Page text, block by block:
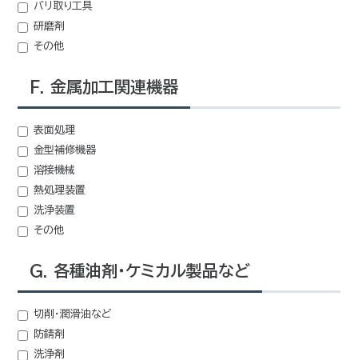
バリ取り工具
研磨剤
その他
F. 金属加工関連機器
表面処理
金型補修機器
溶接機械
熱処理装置
洗浄装置
その他
G. 各種油剤・ケミカル製品など
切削・潤滑油など
防錆剤
洗浄剤